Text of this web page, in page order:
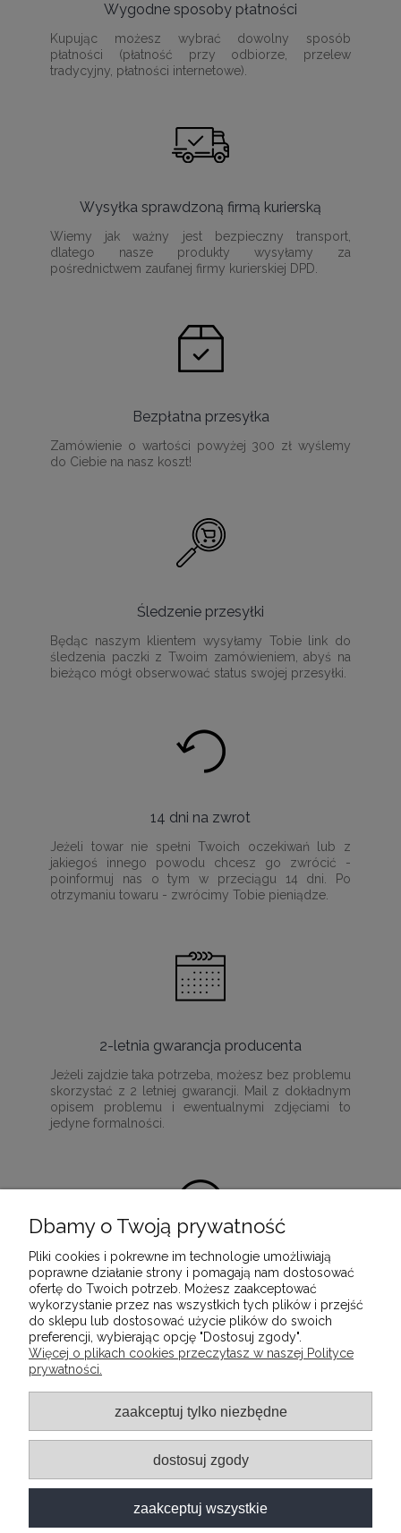
Wygodne sposoby płatności
Kupując możesz wybrać dowolny sposób
płatności (płatność przy odbiorze, przelew
tradycyjny, płatności internetowe).
Wysyłka sprawdzoną firmą kurierską
Wiemy jak ważny jest bezpieczny transport,
dlatego nasze produkty wysyłamy za
pośrednictwem zaufanej firmy kurierskiej DPD.
Bezpłatna przesyłka
Zamówienie o wartości powyżej 300 zł wyślemy
do Ciebie na nasz koszt!
Śledzenie przesyłki
Będąc naszym klientem wysyłamy Tobie link do
śledzenia paczki z Twoim zamówieniem, abyś na
bieżąco mógł obserwować status swojej przesyłki.
14 dni na zwrot
Jeżeli towar nie spełni Twoich oczekiwań lub z
jakiegoś innego powodu chcesz go zwrócić -
poinformuj nas o tym w przeciągu 14 dni. Po
otrzymaniu towaru - zwrócimy Tobie pieniądze.
2-letnia gwarancja producenta
Jeżeli zajdzie taka potrzeba, możesz bez problemu
skorzystać z 2 letniej gwarancji. Mail z dokładnym
opisem problemu i ewentualnymi zdjęciami to
jedyne formalności.
100% satysfakcji z zakupu
Ponieważ naszą misją jest dostarczenie
wartościowych i wysokiej jakości produktów, które
służyć będą przez wiele lat.
INFORMACJE
POMOC
MOJE KONTO
O FIRMIE
Dbamy o Twoją prywatność
Pliki cookies i pokrewne im technologie umożliwiają
poprawne działanie strony i pomagają nam dostosować
ofertę do Twoich potrzeb. Możesz zaakceptować
wykorzystanie przez nas wszystkich tych plików i przejść
do sklepu lub dostosować użycie plików do swoich
preferencji, wybierając opcję "Dostosuj zgody".
Więcej o plikach cookies przeczytasz w naszej Polityce
prywatności.
zaakceptuj tylko niezbędne
dostosuj zgody
zaakceptuj wszystkie